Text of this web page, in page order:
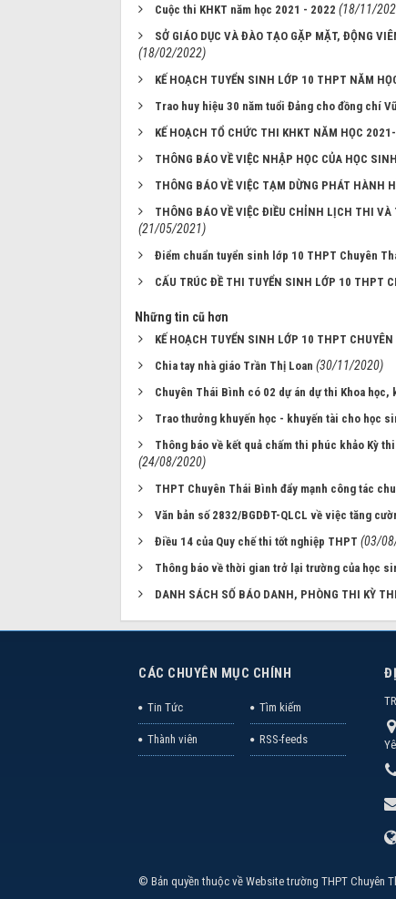
Cuộc thi KHKT năm học 2021 - 2022 (18/11/
SỞ GIÁO DỤC VÀ ĐÀO TẠO GẶP MẶT, ĐỘNG
(18/02/2022)
KẾ HOẠCH TUYỂN SINH LỚP 10 THPT NĂM
Trao huy hiệu 30 năm tuổi Đảng cho đồng chí
KẾ HOẠCH TỔ CHỨC THI KHKT NĂM HỌC
THÔNG BÁO VỀ VIỆC NHẬP HỌC CỦA HỌC
THÔNG BÁO VỀ VIỆC TẠM DỪNG PHÁT
THÔNG BÁO VỀ VIỆC ĐIỀU CHỈNH LỊCH THI
(21/05/2021)
Điểm chuẩn tuyển sinh lớp 10 THPT Chuyên
CẤU TRÚC ĐỀ THI TUYỂN SINH LỚP 10 THPT
Những tin cũ hơn
KẾ HOẠCH TUYỂN SINH LỚP 10 THPT
Chia tay nhà giáo Trần Thị Loan (30/11/2020)
Chuyên Thái Bình có 02 dự án dự thi Khoa học,
Trao thưởng khuyến học - khuyến tài cho học
Thông báo về kết quả chấm thi phúc khảo Kỳ
(24/08/2020)
THPT Chuyên Thái Bình đẩy mạnh công tác
Văn bản số 2832/BGDĐT-QLCL về việc tăng
Điều 14 của Quy chế thi tốt nghiệp THPT (03/
Thông báo về thời gian trở lại trường của học
DANH SÁCH SỐ BÁO DANH, PHÒNG THI KỲ
CÁC CHUYÊN MỤC CHÍNH
Tin Tức Tìm kiếm
Thành viên RSS-feeds
© Bản quyền thuộc về Website trường THPT Chuyên